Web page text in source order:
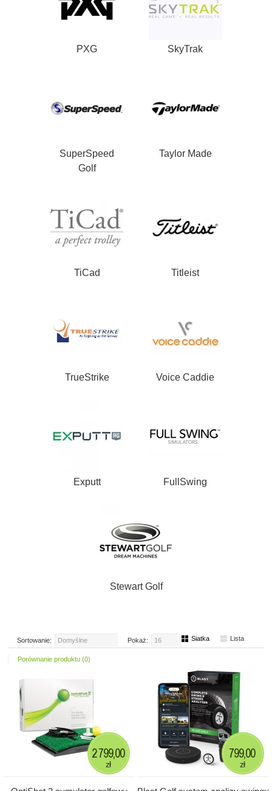
PXG SkyTrak
SuperSpeed
Golf
Taylor Made
TiCad Titleist
TrueStrike Voice Caddie
Exputt FullSwing
Stewart Golf
Sortowanie: Domyślne Pokaż: 16 Siatka Lista
Porównanie produktu (0)
2 799,00
zł
799,00
zł